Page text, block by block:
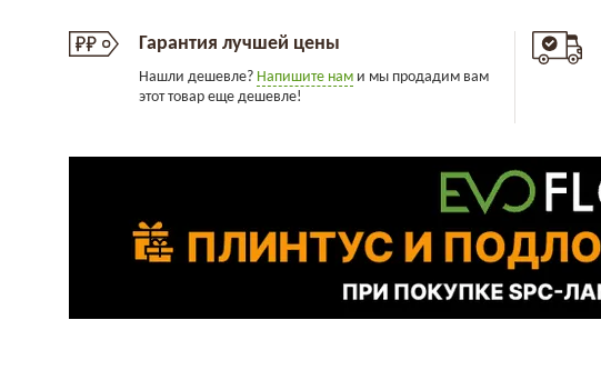
Гарантия лучшей цены
Нашли дешевле? Напишите нам и мы продадим вам
этот товар еще дешевле!